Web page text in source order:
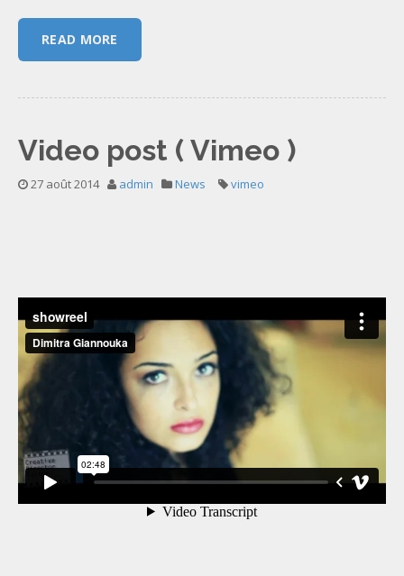
READ MORE
Video post ( Vimeo )
27 août 2014 admin News vimeo